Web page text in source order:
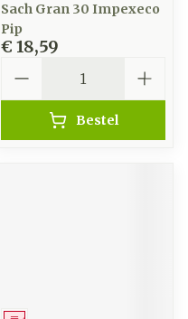
Sach Gran 30 Impexeco
Pip
€ 18,59
Bestel